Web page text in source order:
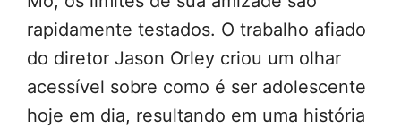
rapidamente testados. O trabalho afiado
do diretor Jason Orley criou um olhar
acessível sobre como é ser adolescente
hoje em dia, resultando em uma história